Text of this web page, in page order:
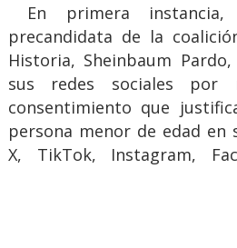
En primera
precandidata de la
Historia, Sheinbaum
sus redes sociales por
consentimiento que
persona menor de edad en
X, TikTok, Instagram,